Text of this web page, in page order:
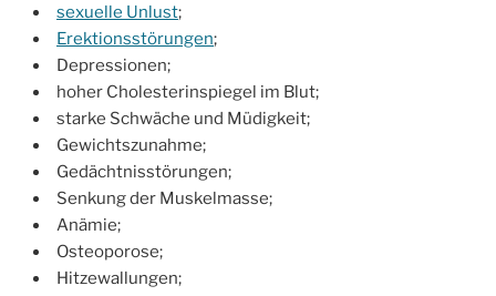
sexuelle Unlust;
Erektionsstörungen;
Depressionen;
hoher Cholesterinspiegel im Blut;
starke Schwäche und Müdigkeit;
Gewichtszunahme;
Gedächtnisstörungen;
Senkung der Muskelmasse;
Anämie;
Osteoporose;
Hitzewallungen;